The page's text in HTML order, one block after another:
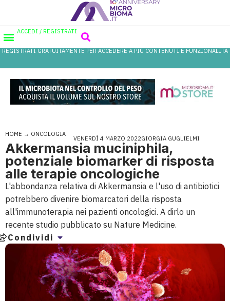
ACCEDI / REGISTRATI
REGISTRATI GRATUITAMENTE PER ACCEDERE A PIÙ CONTENUTI E FUNZIONALITÀ
HOME → ONCOLOGIA
VENERDÌ 4 MARZO 2022GIORGIA GUGLIELMI
Akkermansia muciniphila,
potenziale biomarker di risposta
alle terapie oncologiche
L'abbondanza relativa di Akkermansia e l'uso di antibiotici
potrebbero divenire biomarcatori della risposta
all'immunoterapia nei pazienti oncologici. A dirlo un
recente studio pubblicato su Nature Medicine.
Condividi